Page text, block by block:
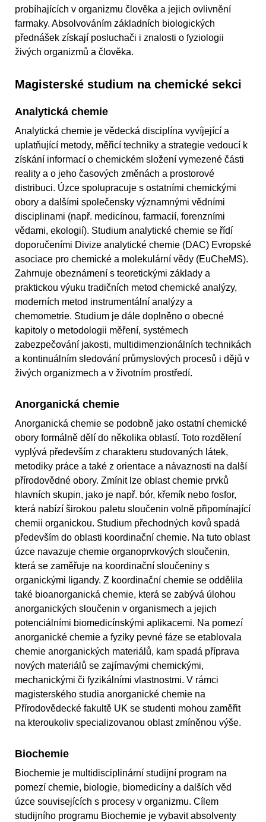
probíhajících v organizmu člověka a jejich ovlivnění
farmaky. Absolvováním základních biologických
přednášek získají posluchači i znalosti o fyziologii
živých organizmů a člověka.
Magisterské studium na chemické sekci
Analytická chemie
Analytická chemie je vědecká disciplína vyvíjející a
uplatňující metody, měřicí techniky a strategie vedoucí k
získání informací o chemickém složení vymezené části
reality a o jeho časových změnách a prostorové
distribuci. Úzce spolupracuje s ostatními chemickými
obory a dalšími společensky významnými vědními
disciplinami (např. medicínou, farmacií, forenzními
vědami, ekologií). Studium analytické chemie se řídí
doporučeními Divize analytické chemie (DAC) Evropské
asociace pro chemické a molekulární vědy (EuCheMS).
Zahrnuje obeznámení s teoretickými základy a
praktickou výuku tradičních metod chemické analýzy,
moderních metod instrumentální analýzy a
chemometrie. Studium je dále doplněno o obecné
kapitoly o metodologii měření, systémech
zabezpečování jakosti, multidimenzionálních technikách
a kontinuálním sledování průmyslových procesů i dějů v
živých organizmech a v životním prostředí.
Anorganická chemie
Anorganická chemie se podobně jako ostatní chemické
obory formálně dělí do několika oblastí. Toto rozdělení
vyplývá především z charakteru studovaných látek,
metodiky práce a také z orientace a návaznosti na další
přírodovědné obory. Zmínit lze oblast chemie prvků
hlavních skupin, jako je např. bór, křemík nebo fosfor,
která nabízí širokou paletu sloučenin volně připomínající
chemii organickou. Studium přechodných kovů spadá
především do oblasti koordinační chemie. Na tuto oblast
úzce navazuje chemie organoprvkových sloučenin,
která se zaměřuje na koordinační sloučeniny s
organickými ligandy. Z koordinační chemie se oddělila
také bioanorganická chemie, která se zabývá úlohou
anorganických sloučenin v organismech a jejich
potenciálními biomedicínskými aplikacemi. Na pomezí
anorganické chemie a fyziky pevné fáze se etablovala
chemie anorganických materiálů, kam spadá příprava
nových materiálů se zajímavými chemickými,
mechanickými či fyzikálními vlastnostmi. V rámci
magisterského studia anorganické chemie na
Přírodovědecké fakultě UK se studenti mohou zaměřit
na kteroukoliv specializovanou oblast zmíněnou výše.
Biochemie
Biochemie je multidisciplinární studijní program na
pomezí chemie, biologie, biomedicíny a dalších věd
úzce souvisejících s procesy v organizmu. Cílem
studijního programu Biochemie je vybavit absolventy